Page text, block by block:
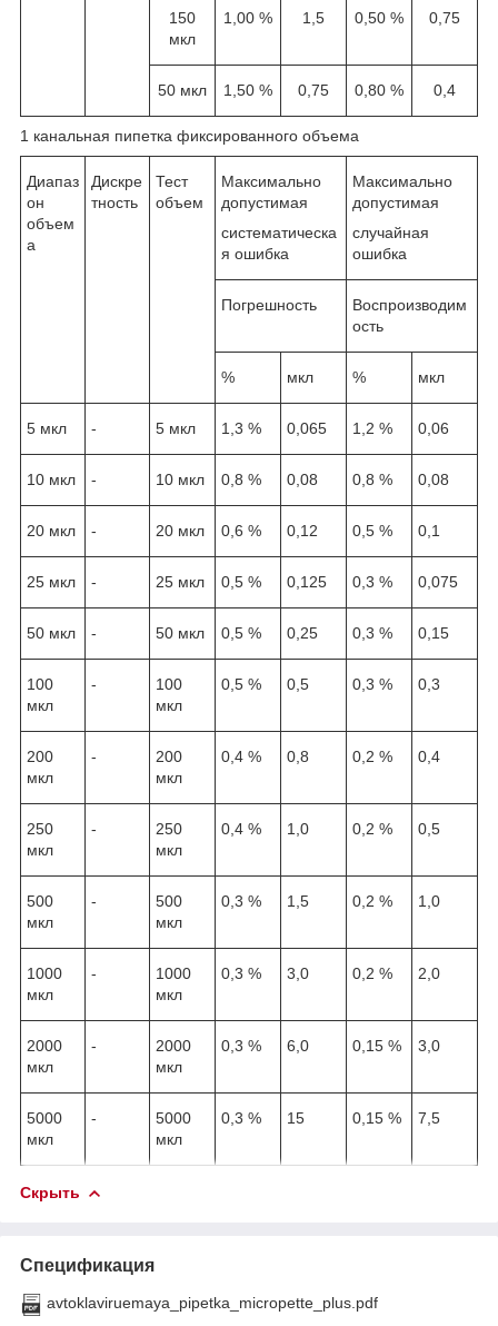
150
мкл
1,00 % 1,5 0,50 % 0,75
50 мкл 1,50 % 0,75 0,80 % 0,4
1 канальная пипетка фиксированного объема
Диапаз
он
объем
а
Дискре
тность
Тест
объем
Максимально
допустимая
систематическа
я ошибка
Максимально
допустимая
случайная
ошибка
Погрешность
Воспроизводим
ость
% мкл % мкл
5 мкл - 5 мкл 1,3 % 0,065 1,2 % 0,06
10 мкл - 10 мкл 0,8 % 0,08 0,8 % 0,08
20 мкл - 20 мкл 0,6 % 0,12 0,5 % 0,1
25 мкл - 25 мкл 0,5 % 0,125 0,3 % 0,075
50 мкл - 50 мкл 0,5 % 0,25 0,3 % 0,15
100
мкл
-
100
мкл
0,5 % 0,5 0,3 % 0,3
200
мкл
-
200
мкл
0,4 % 0,8 0,2 % 0,4
250
мкл
-
250
мкл
0,4 % 1,0 0,2 % 0,5
500
мкл
-
500
мкл
0,3 % 1,5 0,2 % 1,0
1000
мкл
-
1000
мкл
0,3 % 3,0 0,2 % 2,0
2000
мкл
-
2000
мкл
0,3 % 6,0 0,15 % 3,0
5000
мкл
-
5000
мкл
0,3 % 15 0,15 % 7,5
Скрыть
Спецификация
avtoklaviruemaya_pipetka_micropette_plus.pdf